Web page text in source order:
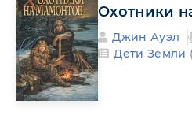
Охотники
Джин Ауэл
Дети Земли